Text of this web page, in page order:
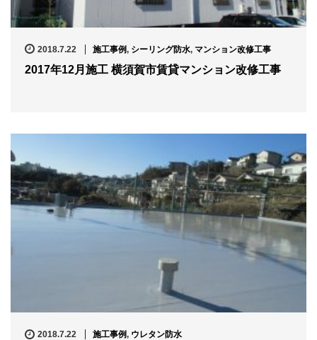
2018.7.22 施工事例, シーリング防水, マンション改修工事
2017年12月施工 横須賀市賃貸マンション改修工事
2018.7.22 施工事例, ウレタン防水